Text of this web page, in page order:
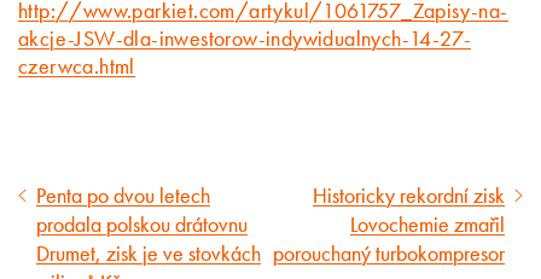
http://www.parkiet.com/artykul/1061757_Zapisy-na-
akcje-JSW-dla-inwestorow-indywidualnych-14-27-
czerwca.html
Předcházející
článek
Penta po dvou letech
prodala polskou drátovnu
Drumet, zisk je ve stovkách
Následující
článek
Historicky rekordní zisk
Lovochemie zmařil
porouchaný turbokompresor